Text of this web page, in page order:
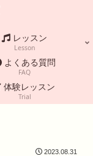
レッスン
Lesson
よくある質問
FAQ
体験レッスン
Trial
2023.08.31